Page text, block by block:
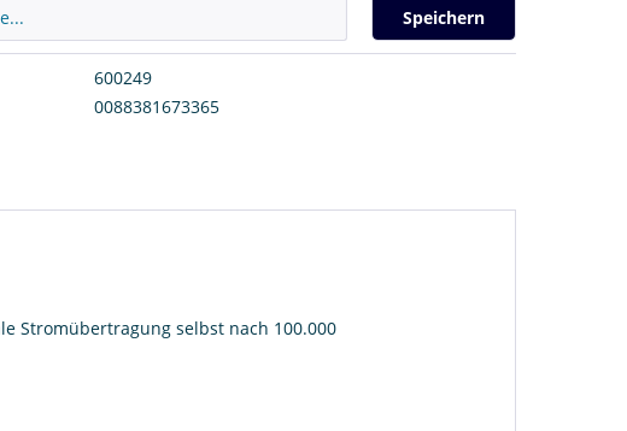
Speichern
600249
0088381673365
Stromübertragung selbst nach 100.000